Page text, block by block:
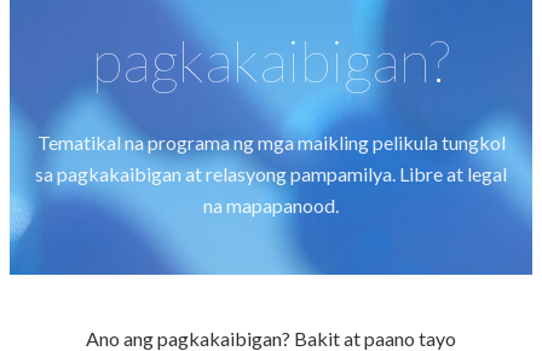
pagkakaibigan?
Tematikal na programa ng mga maikling pelikula tungkol
sa pagkakaibigan at relasyong pampamilya. Libre at legal
na mapapanood.
Ano ang pagkakaibigan? Bakit at paano tayo